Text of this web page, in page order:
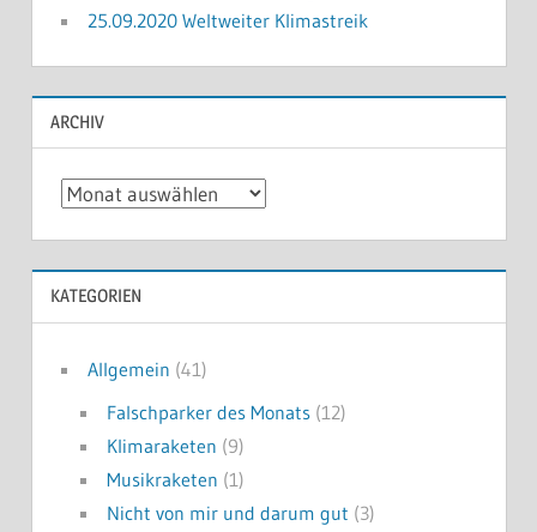
25.09.2020 Weltweiter Klimastreik
ARCHIV
Archiv
KATEGORIEN
Allgemein (41)
Falschparker des Monats(12)
Klimaraketen (9)
Musikraketen (1)
Nicht von mir und darum gut (3)